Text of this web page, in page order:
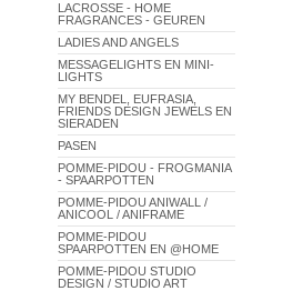
LACROSSE - HOME
FRAGRANCES - GEUREN
LADIES AND ANGELS
MESSAGELIGHTS EN MINI-
LIGHTS
MY BENDEL, EUFRASIA,
FRIENDS DESIGN JEWELS EN
SIERADEN
PASEN
POMME-PIDOU - FROGMANIA
- SPAARPOTTEN
POMME-PIDOU ANIWALL /
ANICOOL / ANIFRAME
POMME-PIDOU
SPAARPOTTEN EN @HOME
POMME-PIDOU STUDIO
DESIGN / STUDIO ART